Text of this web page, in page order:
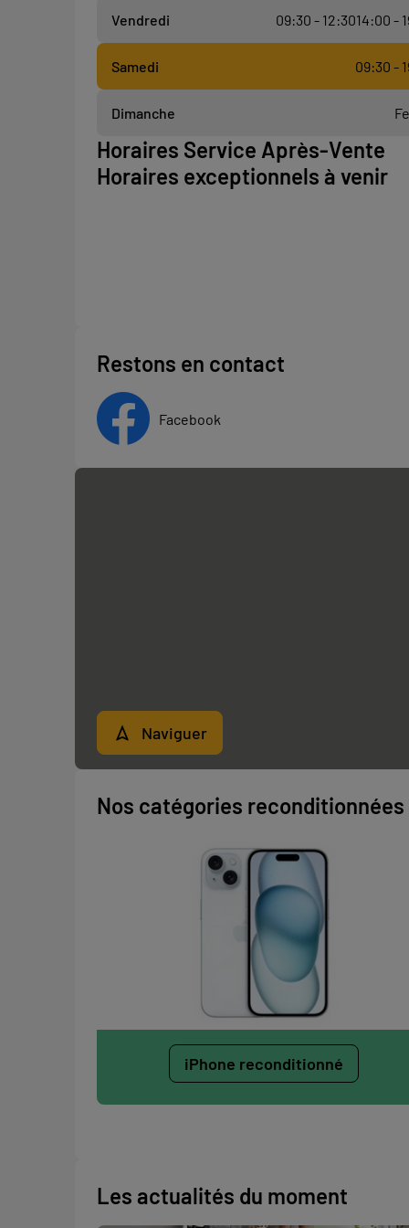
Vendredi 09:30 - 12:3014:00 -
Samedi 09:30 -
Dimanche
Horaires Service Après-Vente
Horaires exceptionnels à venir
Restons en contact
Facebook
Naviguer
Nos catégories reconditionnées
iPhone reconditionné
Les actualités du moment